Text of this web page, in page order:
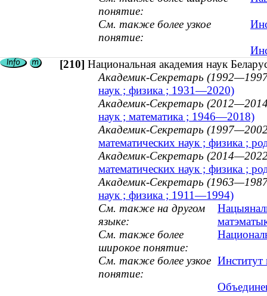
понятие:
См. также более узкое
понятие:
[210] Национальная академия наук
Академик-Секретарь
наук ; физика ; 1931—2020)
Академик-Секретарь
наук ; математика ; 1946—2018)
Академик-Секретарь
математических наук ; физика ;
Академик-Секретарь
математических наук ; физика ;
Академик-Секретарь
наук ; физика ; 1911—1994)
См. также на другом
языке:
См. также более
широкое понятие:
См. также более узкое
понятие:
Институт